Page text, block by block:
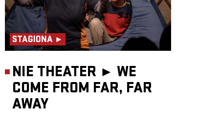
STAGIONA ►
NIE THEATER ► WE
COME FROM FAR, FAR
AWAY